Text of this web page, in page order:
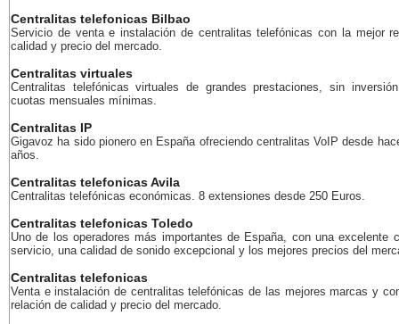
Centralitas telefonicas Bilbao
Servicio de venta e instalación de centralitas telefónicas con la mejor
calidad y precio del mercado.
Centralitas virtuales
Centralitas telefónicas virtuales de grandes prestaciones, sin
cuotas mensuales mínimas.
Centralitas IP
Gigavoz ha sido pionero en España ofreciendo centralitas VoIP desde
años.
Centralitas telefonicas Avila
Centralitas telefónicas económicas. 8 extensiones desde 250 Euros.
Centralitas telefonicas Toledo
Uno de los operadores más importantes de España, con una excelente
servicio, una calidad de sonido excepcional y los mejores precios del
Centralitas telefonicas
Venta e instalación de centralitas telefónicas de las mejores marcas y
relación de calidad y precio del mercado.